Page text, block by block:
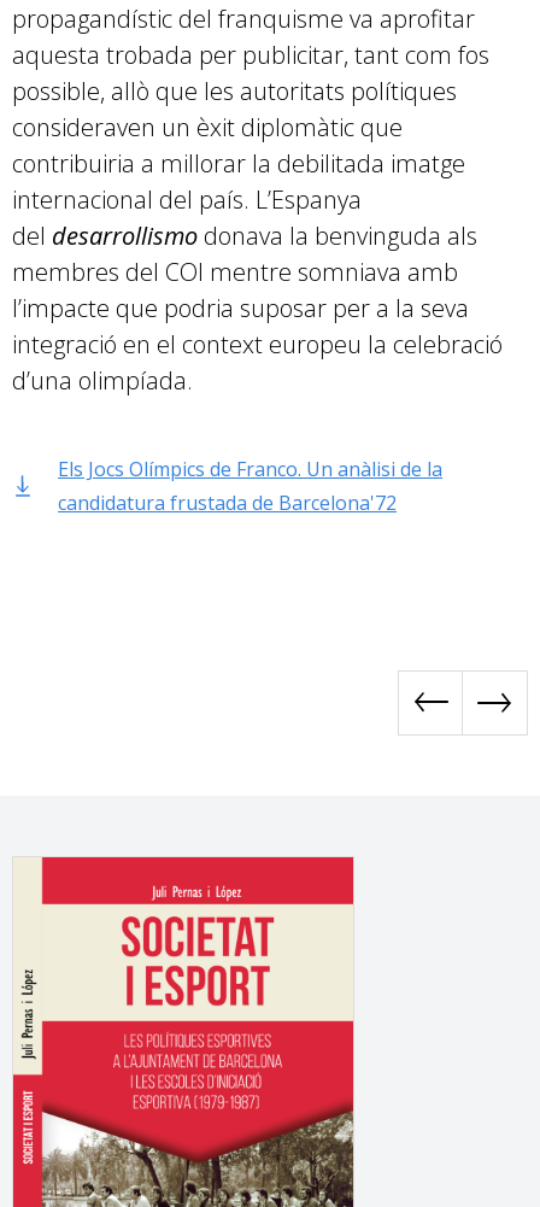
propagandístic del franquisme va aprofitar
aquesta trobada per publicitar, tant com fos
possible, allò que les autoritats polítiques
consideraven un èxit diplomàtic que
contribuiria a millorar la debilitada imatge
internacional del país. L’Espanya
del desarrollismo donava la benvinguda als
membres del COI mentre somniava amb
l’impacte que podria suposar per a la seva
integració en el context europeu la celebració
d’una olimpíada.
Els Jocs Olímpics de Franco. Un anàlisi de la
candidatura frustada de Barcelona'72